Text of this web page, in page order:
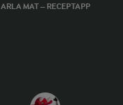
ARLA MAT – RECEPTAPP